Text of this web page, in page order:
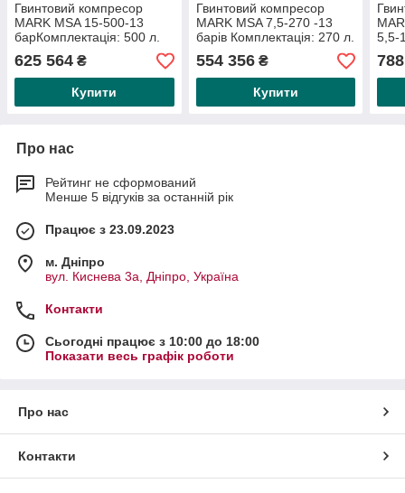
Гвинтовий компресор
MARK MSA 15-500-13
барКомплектація: 500 л.
котел, холодильний
осушувач MDX, фільтр
625 564 ₴
Купити
Гвинтовий компресор
MARK MSA 7,5-270 -13
барів Комплектація: 270 л.
котел, холодильний
осушувач MDX, фільтр
554 356₴
Купити
5,5-
Про нас
Рейтинг не сформований
Менше 5 відгуків за останній рік
Працює з 23.09.2023
м. Дніпро
вул. Киснева 3а, Дніпро, Україна
Контакти
Сьогодні працює з 10:00 до 18:00
Показати весь графік роботи
Про нас
Контакти